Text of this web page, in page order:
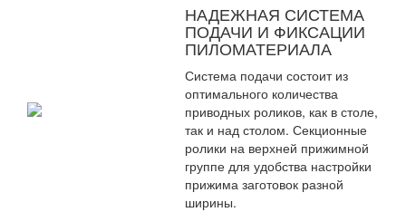
НАДЕЖНАЯ СИСТЕМА
ПОДАЧИ И ФИКСАЦИИ
ПИЛОМАТЕРИАЛА
Система подачи состоит из
оптимального количества
приводных роликов, как в столе,
так и над столом. Секционные
ролики на верхней прижимной
группе для удобства настройки
прижима заготовок разной
ширины.